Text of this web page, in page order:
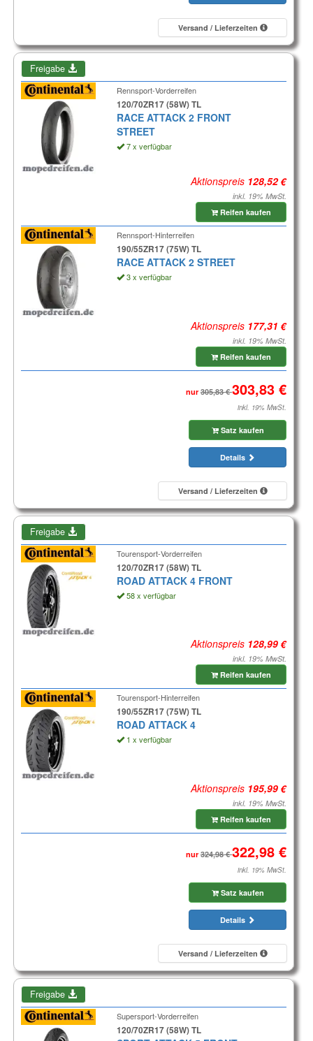
Versand / Lieferzeiten
Freigabe
Rennsport-Vorderreifen
120/70ZR17 (58W) TL
RACE ATTACK 2 FRONT
STREET
7 x verfügbar
Aktionspreis
inkl. 19% MwSt.
Reifen kaufen
Rennsport-Hinterreifen
190/55ZR17 (75W) TL
RACE ATTACK 2 STREET
3 x verfügbar
Aktionspreis
inkl. 19% MwSt.
Reifen kaufen
nur
inkl. 19% MwSt.
Satz kaufen
Details
Versand / Lieferzeiten
Freigabe
Tourensport-Vorderreifen
120/70ZR17 (58W) TL
ROAD ATTACK 4 FRONT
58 x verfügbar
Aktionspreis
inkl. 19% MwSt.
Reifen kaufen
Tourensport-Hinterreifen
190/55ZR17 (75W) TL
ROAD ATTACK 4
1 x verfügbar
Aktionspreis
inkl. 19% MwSt.
Reifen kaufen
nur
inkl. 19% MwSt.
Satz kaufen
Details
Versand / Lieferzeiten
Freigabe
Supersport-Vorderreifen
120/70ZR17 (58W) TL